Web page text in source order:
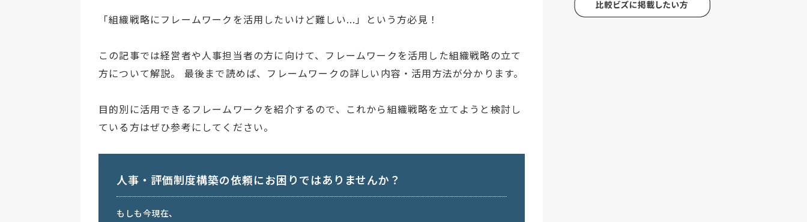
「組織戦略にフレームワークを活用したいけど難しい...」という方必見！
この記事では経営者や人事担当者の方に向けて、フレームワークを活用した組織戦略の立て
方について解説。 最後まで読めば、フレームワークの詳しい内容・活用方法が分かります。
目的別に活用できるフレームワークを紹介するので、これから組織戦略を立てようと検討し
ている方はぜひ参考にしてください。
人事・評価制度構築の依頼にお困りではありませんか？
もしも今現在、